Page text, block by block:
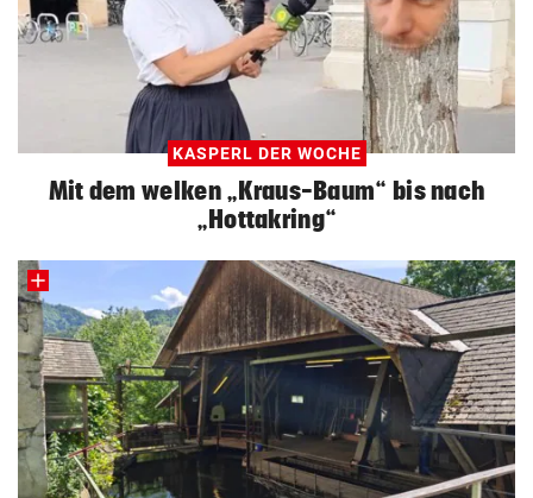
KASPERL DER WOCHE
Mit dem welken „Kraus-Baum“ bis nach
„Hottakring“